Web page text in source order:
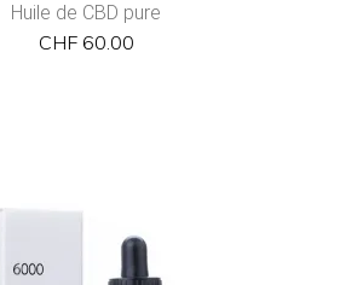
Huile de CBD pure
CHF60.00